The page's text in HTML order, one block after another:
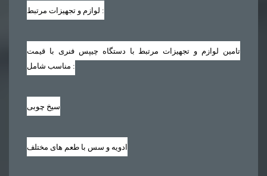
لوازم و تجهیزات مرتبط :
تامین لوازم و تجهیزات مرتبط با دستگاه چیپس فنری با قیمت
مناسب شامل :
سیخ چوبی
ادویه و سس با طعم های مختلف